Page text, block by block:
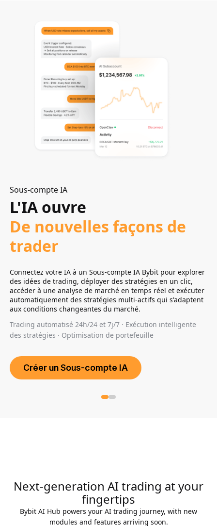
Sous-compte IA
L'IA ouvre
De nouvelles façons de
trader
Connectez votre IA à un Sous-compte IA Bybit pour explorer
des idées de trading, déployer des stratégies en un clic,
accéder à une analyse de marché en temps réel et exécuter
automatiquement des stratégies multi-actifs qui s'adaptent
aux conditions changeantes du marché.
Trading automatisé 24h/24 et 7j/7 · Exécution intelligente
des stratégies · Optimisation de portefeuille
Créer un Sous-compte IA
Sous-compte IA
Conçu pour
La sécurité de vos actifs
Créez un Sous-compte IA dédié avec un budget
limites de risque définies. Utilisez des contrôles d'accès
granulaires et une gestion des risques multicouche pour
permettre un trading piloté par l'IA en toute sécurité.
Fonds isolés · Contrôles des autorisations
Créer un Sous-compte IA
Bybit AI Hub powers your AI trading journey, with new
modules and features arriving soon.
View on GitHub